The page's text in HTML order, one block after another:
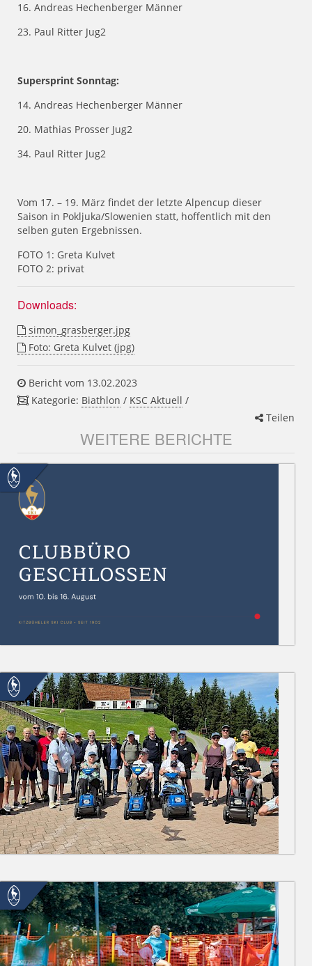
16. Andreas Hechenberger Männer
23. Paul Ritter Jug2
Supersprint Sonntag:
14. Andreas Hechenberger Männer
20. Mathias Prosser Jug2
34. Paul Ritter Jug2
Vom 17. – 19. März findet der letzte Alpencup dieser
Saison in Pokljuka/Slowenien statt, hoffentlich mit den
selben guten Ergebnissen.
FOTO 1: Greta Kulvet
FOTO 2: privat
Downloads:
simon_grasberger.jpg
Foto: Greta Kulvet (jpg)
Bericht vom 13.02.2023
Kategorie: Biathlon / KSC Aktuell /
Teilen
WEITERE BERICHTE